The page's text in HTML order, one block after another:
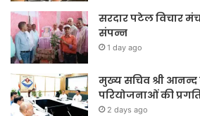
सरदार पटेल विचार
संपन्न
1 day ago
मुख्य सचिव श्री आनन्द
परियोजनाओं की
2 days ago